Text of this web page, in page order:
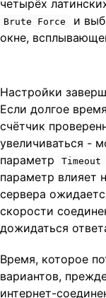
четырёх
Brute Force
и
окне,
Настройки
Если долгое
счётчик
увеличиваться -
параметр
Timeout
параметр влияет
сервера
скорости
дожидаться
Время, которое
вариантов,
интернет-